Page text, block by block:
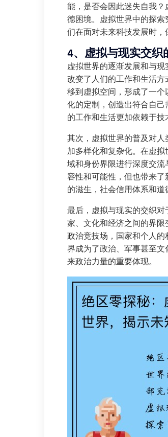
能，是否会因此迷失自我
德困境。虚拟世界中的探
们在面对未来科技发展时，
4、虚拟与现实交织
虚拟世界的逐渐发展和与
改变了人们的工作和生活
移到虚拟空间，形成了一
化的定制，创造出符合自
的工作和生活更加依赖于技
其次，虚拟世界的普及对
加多样化和复杂化。在虚
域和身份界限进行深度交
容性和可能性，但也带来
的滋生，社会信用体系和道
最后，虚拟与现实的交织
家、文化和经济之间的界
政治竞技场，国家和个人
界成为了政治、军事甚至
来政治力量的重要体现。